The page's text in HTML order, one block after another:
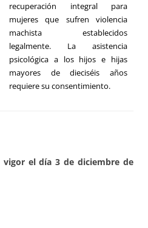
recuperación integral para
mujeres que sufren violencia
machista establecidos
legalmente. La asistencia
psicológica a los hijos e hijas
mayores de dieciséis años
requiere su consentimiento.
el día 3 de diciembre de